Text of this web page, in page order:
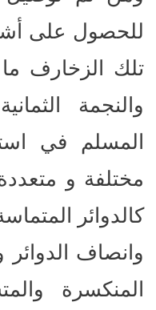
للحصول على
تلك الزخارف ما
والنجمة
المسلم في
مختلفة و
كالدوائر
وانصاف
المنكسرة